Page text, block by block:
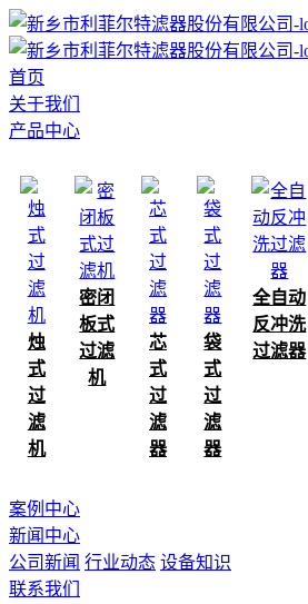
首页
关于我们
产品中心
烛
式
过
滤
机
密闭
板式
过滤
机
芯
式
过
滤
器
袋
式
过
滤
器
全自动
反冲洗
过滤器
案例中心
新闻中心
公司新闻 行业动态 设备知识
联系我们